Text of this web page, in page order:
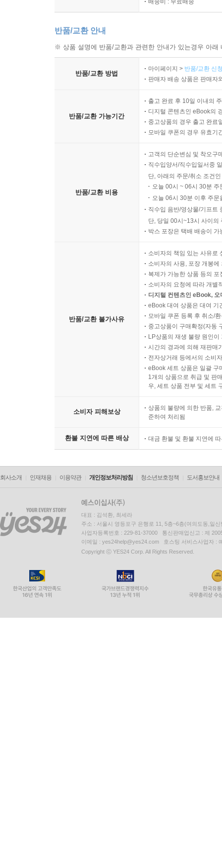
· 글로벌 시장 및 산업의 확장 전망
2.2. 디자이너와 AI 디자인의 미래
· 협업 방식의 변화
· 새로운 디자인 직군의 등장
· 미래 디자인 생태계 구축
· 경영 전략 및 비즈니스 모델 혁신
· 산업 영역 확장 및 시장 트렌드 변화
· 지속 가능성 및 글로벌 협력 기반 구축
· 친환경 선구자로서의 AI
· 글로벌 네트워크 연결자 및 협업 촉진자로서의 AI
3.2. AI 디자인의 미래 연구 분야
· 공동 창작을 위한 원격 협업 플랫폼
· 예측적 지속가능성을 통한 순환형 디자인 지표
3.3. AI와 디자인 융합을 위한 실천 과제
· 인간 중심 AI 디자인 윤리 기준 마련
· 디자이너의 AI 활용 역량 강화
· 창의성과 기술의 균형을 위한 AI 디자인 가이드라
반품/교환 안내
※ 상품 설명에 반품/교환과 관련한 안내가 있는경우 아
반품/교환 방법
마이페이지 > 반품/교환 신
판매자 배송 상품은 판매자
반품/교환 가능기간
출고 완료 후 10일 이내의
디지털 콘텐츠인 eBook의
중고상품의 경우 출고 완료
모바일 쿠폰의 경우 유효기
반품/교환 비용
고객의 단순변심 및 착오구
직수입양서/직수입일서중
단, 아래의 주문/취소 조건
오늘 00시 ~ 06시 30분
오늘 06시 30분 이후 주
직수입 음반/영상물/기프트
단, 당일 00시~13시 사이의
박스 포장은 택배 배송이
반품/교환 불가사유
소비자의 책임 있는 사유로
소비자의 사용, 포장 개봉
복제가 가능한 상품 등의
소비자의 요청에 따라 개별
디지털 컨텐츠인 eBook,
eBook 대여 상품은 대여 기
모바일 쿠폰 등록 후 취소/
중고상품이 구매확정(자동
LP상품의 재생 불량 원인
시간의 경과에 의해 재판매
전자상거래 등에서의 소비
eBook 세트 상품은 일괄 구
1개의 상품으로 취급 및 판
우, 세트 상품 전부 및 세트
소비자 피해보상
상품의 불량에 의한 반품,
준하여 처리됨
환불 지연에 따른 배상 대금 환불 및 환불 지연에
회사소개 인재채용 이용약관 개인정보처리방침 청소년보호정책 도서홍보안내
대표 : 김석환, 최세라
주소 : 서울시 영등포구 은행로 11, 5층~6층(여의도동,일신
사업자등록번호 : 229-81-37000 통신판매업신고 : 제
이메일 : yes24help@yes24.com 호스팅 서비스사업자 :
Copyright ⓒ YES24 Corp. All Rights Reserved.